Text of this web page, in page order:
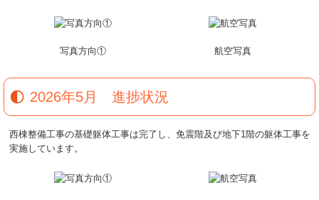
写真方向① 航空写真
2026年5月 進捗状況
西棟整備工事の基礎躯体工事は完了し、免震階及び地下1階の躯体工事を
実施しています。